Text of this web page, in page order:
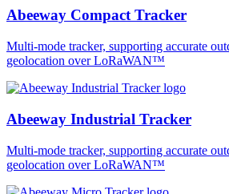
Abeeway Compact Tracker
Multi-mode tracker, supporting accurate
geolocation over LoRaWAN™
Abeeway Industrial Tracker
Multi-mode tracker, supporting accurate
geolocation over LoRaWAN™